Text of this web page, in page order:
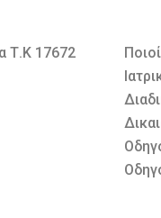
Τ.Κ 17672